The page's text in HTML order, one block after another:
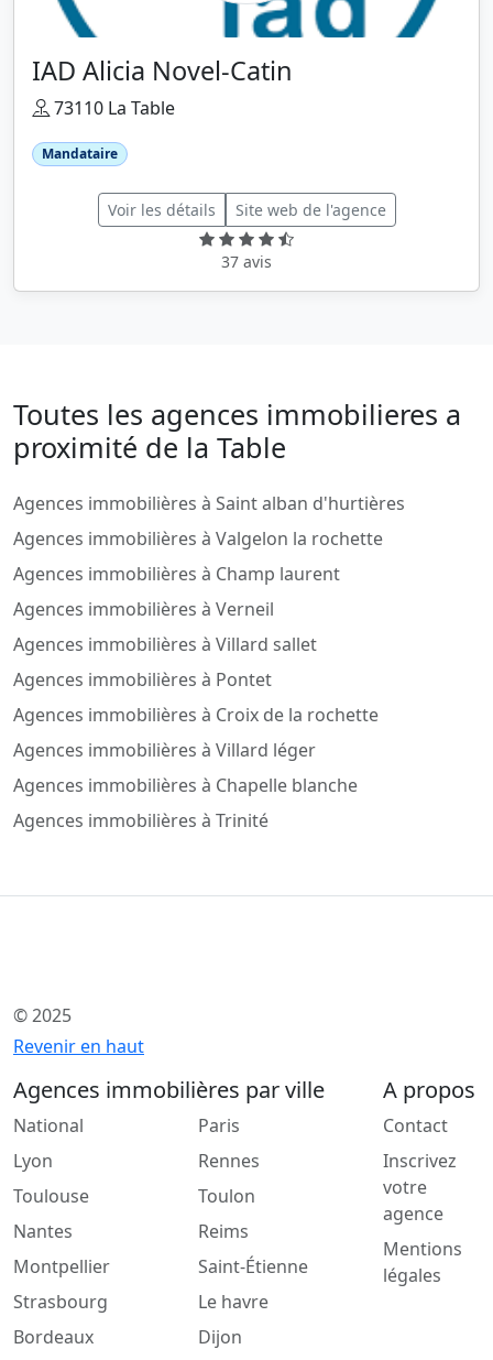
IAD Alicia Novel-Catin
73110 La Table
Mandataire
Voir les détails Site web de l'agence
37 avis
Toutes les agences immobilieres a
proximité de la Table
Agences immobilières à Saint alban d'hurtières
Agences immobilières à Valgelon la rochette
Agences immobilières à Champ laurent
Agences immobilières à Verneil
Agences immobilières à Villard sallet
Agences immobilières à Pontet
Agences immobilières à Croix de la rochette
Agences immobilières à Villard léger
Agences immobilières à Chapelle blanche
Agences immobilières à Trinité
© 2025
Revenir en haut
Agences immobilières par ville
National
Lyon
Toulouse
Nantes
Montpellier
Strasbourg
Bordeaux
Paris
Rennes
Toulon
Reims
Saint-Étienne
Le havre
Dijon
A propos
Contact
Inscrivez
votre
agence
Mentions
légales